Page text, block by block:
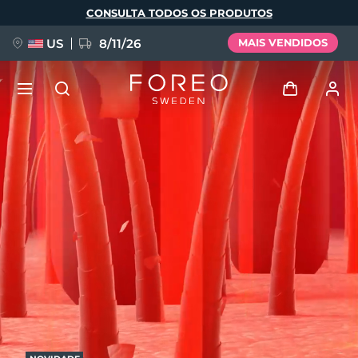
principal
CONSULTA TODOS OS PRODUTOS
US 8/11/26 MAIS VENDIDOS
Entrar
Perfil de usuário
Meus aparelhos
Meus pedidos
Meus endereços
As minhas subscrições
NOVIDADE
FAQ™ Pure Beauty-Tech Elixir
BREAKING NEWS
issa™ Teeth Whitening Set
Idioma
English Deutsch
Español
Français
Italiano
Português
Polski
Svenska
Русский
Türkçe
简体中文 繁體中文